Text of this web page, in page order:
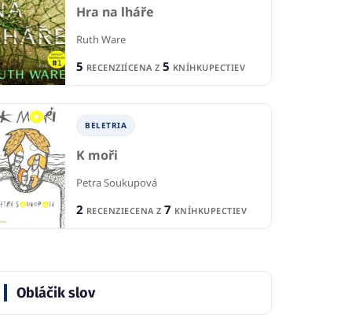
Hra na lháře
Ruth Ware
5 RECENZIÍCENA Z 5 KNÍHKUPECTIEV
BELETRIA
K moři
Petra Soukupová
2 RECENZIECENA Z 7 KNÍHKUPECTIEV
Obláčik slov